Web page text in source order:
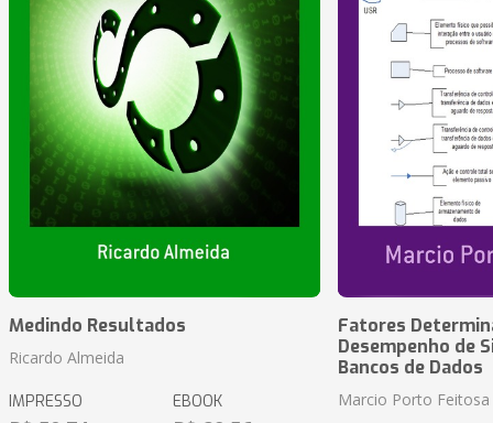
Medindo Resultados
Ricardo Almeida
IMPRESSO EBOOK
Fatores
Desempenho de
Bancos de Dados
Marcio Porto Feitosa